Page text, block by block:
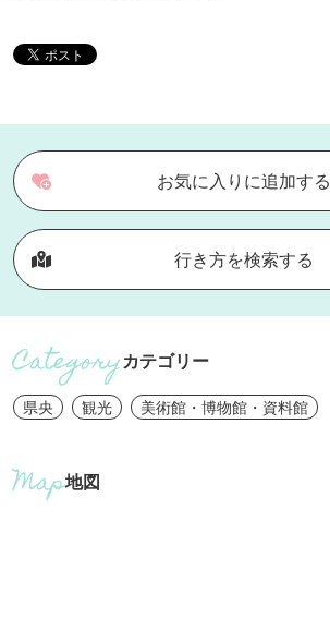
お気に入りに追加する
行き方を検索する
カテゴリー
県央 観光 美術館・博物館・資料館
地図